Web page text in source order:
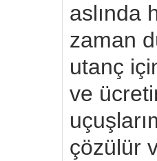
aslında
zaman
utanç
ve
çözülür